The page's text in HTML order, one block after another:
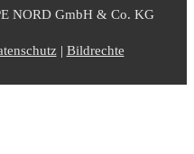
NORD GmbH & Co. KG
| Bildrechte